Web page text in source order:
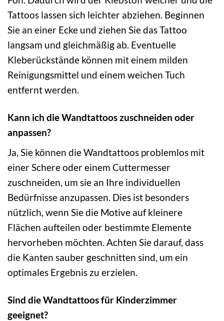
Tattoos lassen sich leichter abziehen. Beginnen
Sie an einer Ecke und ziehen Sie das Tattoo
langsam und gleichmäßig ab. Eventuelle
Kleberückstände können mit einem milden
Reinigungsmittel und einem weichen Tuch
entfernt werden.
Kann ich die Wandtattoos zuschneiden oder
anpassen?
Ja, Sie können die Wandtattoos problemlos mit
einer Schere oder einem Cuttermesser
zuschneiden, um sie an Ihre individuellen
Bedürfnisse anzupassen. Dies ist besonders
nützlich, wenn Sie die Motive auf kleinere
Flächen aufteilen oder bestimmte Elemente
hervorheben möchten. Achten Sie darauf, dass
die Kanten sauber geschnitten sind, um ein
optimales Ergebnis zu erzielen.
Sind die Wandtattoos für Kinderzimmer
geeignet?